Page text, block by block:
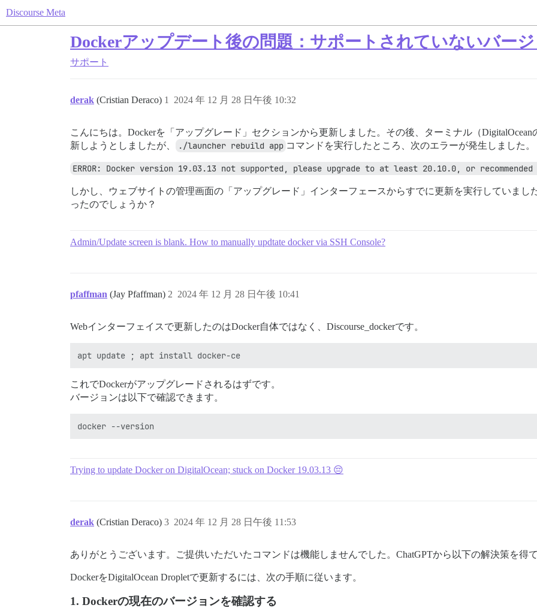
Discourse Meta
Dockerアップデート後の問題：サポートされていないバー
サポート
derak (Cristian Deraco) 2024 年 12 月 28 日午後 10:32
1
こんにちは。Dockerを「アップグレード」セクションから更新しました。その後、ターミナル（DigitalOcean
新しようとしましたが、
./launcher rebuild app コマンドを実行したところ、次のエラーが発生しました。
ERROR: Docker version 19.03.13 not supported, please upgrade to at least 20.10.0, or
しかし、ウェブサイトの管理画面の「アップグレード」インターフェースからすでに更新を実行していま
ったのでしょうか？
Admin/Update screen is blank. How to manually updtate docker via SSH Console?
pfaffman (Jay Pfaffman) 2024 年 12 月 28 日午後 10:41
2
Webインターフェイスで更新したのはDocker自体ではなく、Discourse_dockerです。
これでDockerがアップグレードされるはずです。
バージョンは以下で確認できます。
Trying to update Docker on DigitalOcean; stuck on Docker 19.03.13 😔
derak (Cristian Deraco) 2024 年 12 月 28 日午後 11:53
3
ありがとうございます。ご提供いただいたコマンドは機能しませんでした。ChatGPTから以下の解決策を得
DockerをDigitalOcean Dropletで更新するには、次の手順に従います。
1. Dockerの現在のバージョンを確認する